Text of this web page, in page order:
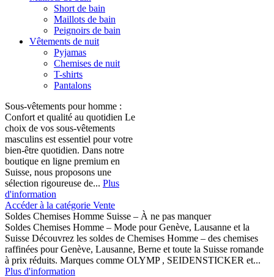
Short de bain
Maillots de bain
Peignoirs de bain
Vêtements de nuit
Pyjamas
Chemises de nuit
T-shirts
Pantalons
Sous-vêtements pour homme :
Confort et qualité au quotidien Le
choix de vos sous-vêtements
masculins est essentiel pour votre
bien-être quotidien. Dans notre
boutique en ligne premium en
Suisse, nous proposons une
sélection rigoureuse de... Plus
d'information
Accéder à la catégorie Vente
Soldes Chemises Homme Suisse – À ne pas manquer
Soldes Chemises Homme – Mode pour Genève, Lausanne et la
Suisse Découvrez les soldes de Chemises Homme – des chemises
raffinées pour Genève, Lausanne, Berne et toute la Suisse romande
à prix réduits. Marques comme OLYMP , SEIDENSTICKER et...
Plus d'information